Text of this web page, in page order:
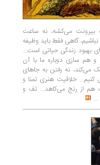
بیرونت می‌کشه، نه ساعت
گاهی فقط باید وظیفه
بهبود زندگی حیاتی است...
هم سازی دوباره ما با آن
نه رفتن به جا‌های
خلاقیت هنری تمنا و
هم از رنج می‌کاهد... تف و
...